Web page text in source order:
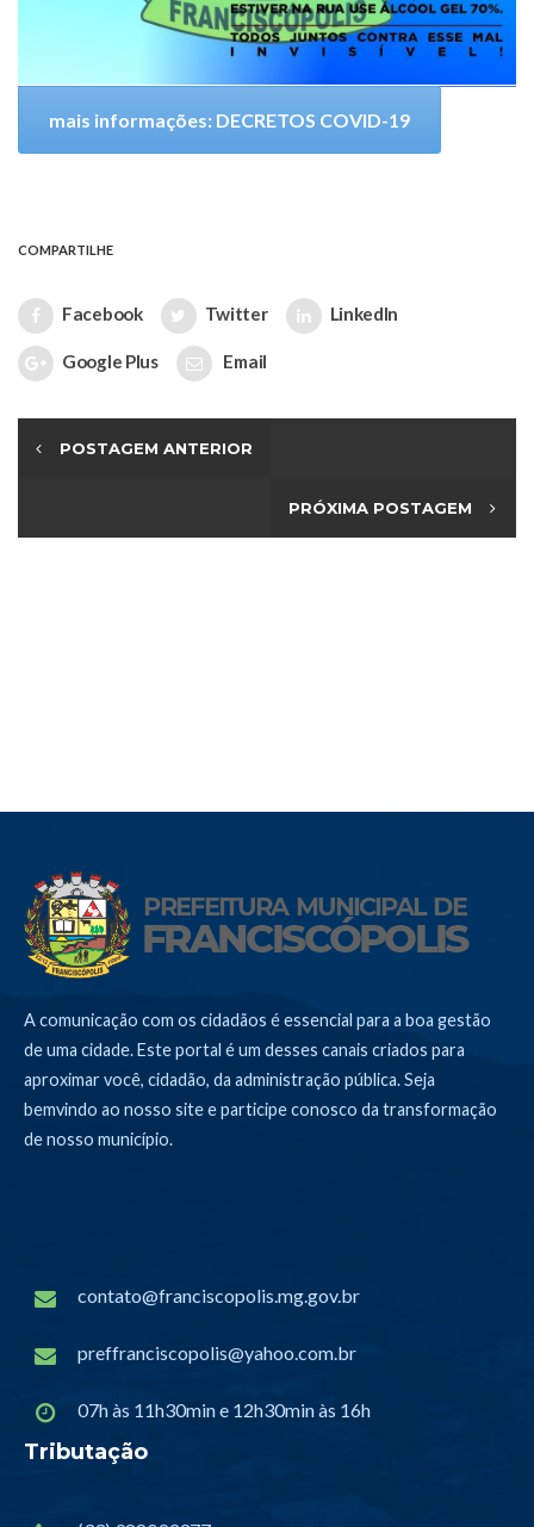
mais informações: DECRETOS COVID-19
COMPARTILHE
Facebook Twitter LinkedIn
Google Plus Email
POSTAGEM ANTERIOR
PRÓXIMA POSTAGEM
A comunicação com os cidadãos é essencial para a boa gestão
de uma cidade. Este portal é um desses canais criados para
aproximar você, cidadão, da administração pública. Seja
bemvindo ao nosso site e participe conosco da transformação
de nosso município.
contato@franciscopolis.mg.gov.br
preffranciscopolis@yahoo.com.br
07h às 11h30min e 12h30min às 16h
Tributação